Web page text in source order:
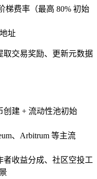
梯费率（最高 80% 初始
址
取交易奖励、更新元数据
创建 + 流动性池初始
、Arbitrum 等主流
者收益分成、社区空投工